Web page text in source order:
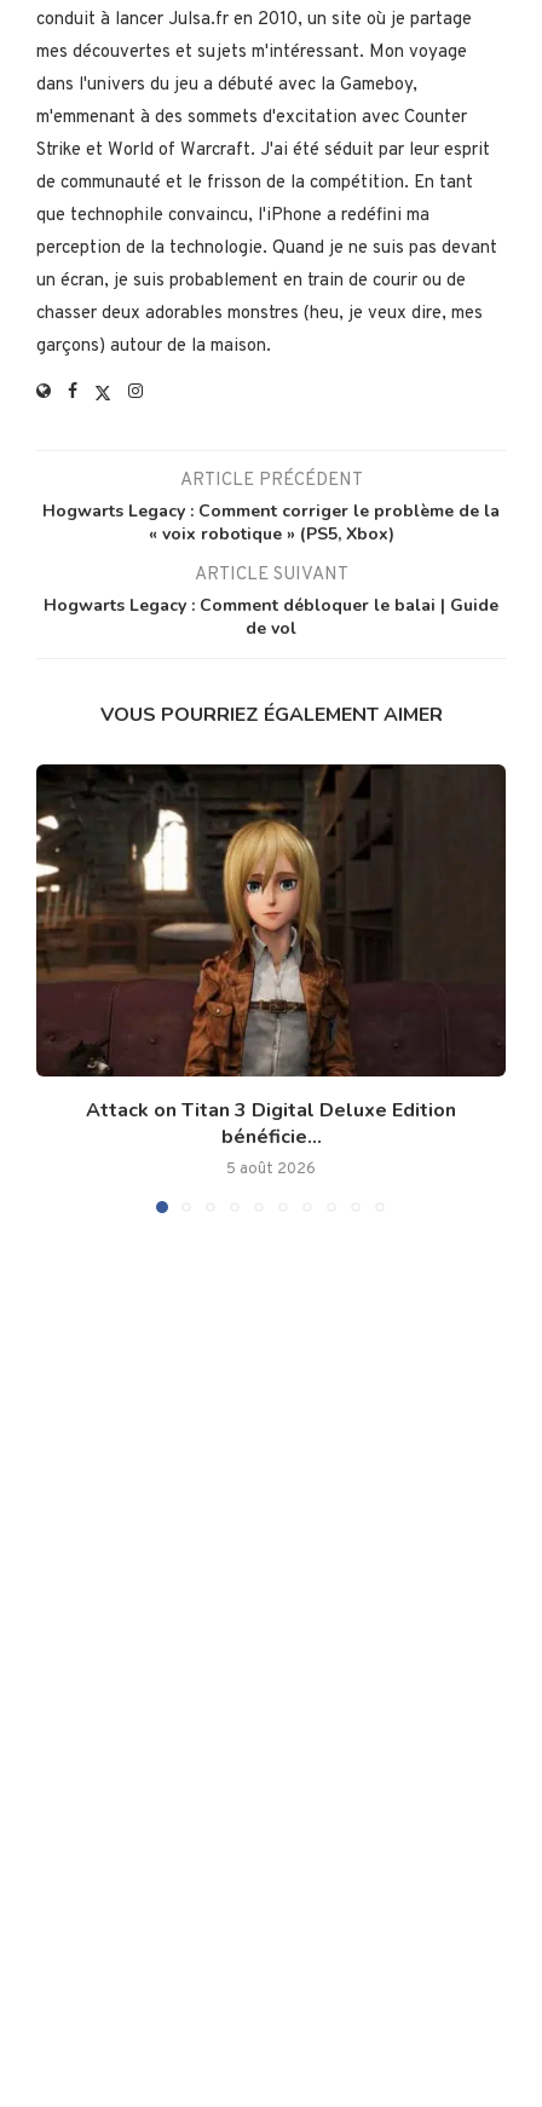
conduit à lancer Julsa.fr en 2010, un site où je partage
mes découvertes et sujets m'intéressant. Mon voyage
dans l'univers du jeu a débuté avec la Gameboy,
m'emmenant à des sommets d'excitation avec Counter
Strike et World of Warcraft. J'ai été séduit par leur esprit
de communauté et le frisson de la compétition. En tant
que technophile convaincu, l'iPhone a redéfini ma
perception de la technologie. Quand je ne suis pas devant
un écran, je suis probablement en train de courir ou de
chasser deux adorables monstres (heu, je veux dire, mes
garçons) autour de la maison.
ARTICLE PRÉCÉDENT
Hogwarts Legacy : Comment corriger le problème de la
« voix robotique » (PS5, Xbox)
ARTICLE SUIVANT
Hogwarts Legacy : Comment débloquer le balai | Guide
de vol
VOUS POURRIEZ ÉGALEMENT AIMER
Attack on Titan 3 Digital Deluxe Edition
bénéficie...
5 août 2026